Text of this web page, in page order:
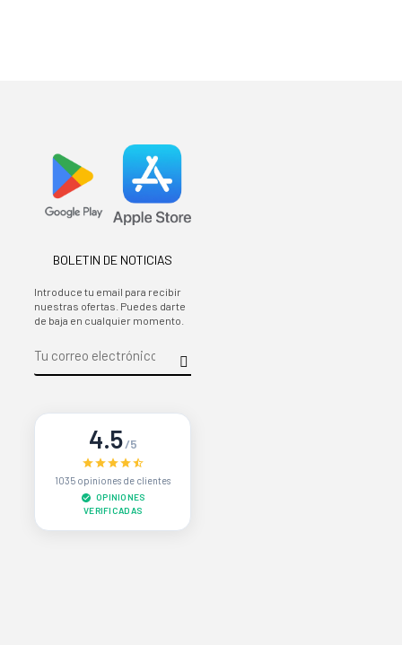
BOLETIN DE NOTICIAS
Introduce tu email para recibir
nuestras ofertas. Puedes darte
de baja en cualquier momento.
4.5/5
1035 opiniones de clientes
OPINIONES
VERIFICADAS